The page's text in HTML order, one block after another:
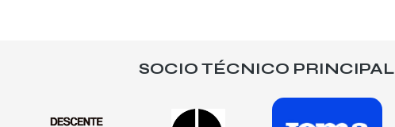
SOCIO TÉCNICO PRINCIPAL